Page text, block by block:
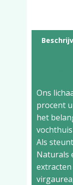
Ons
procent
het
Als
Naturals